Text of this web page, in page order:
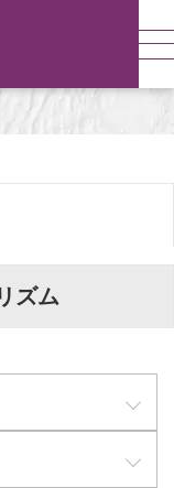
ズム